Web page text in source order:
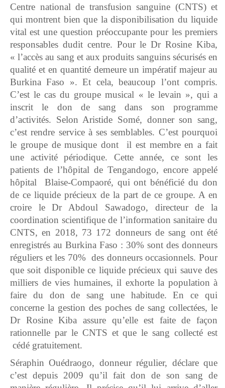
Centre national de transfusion sanguine (CNTS) et
qui montrent bien que la disponibilisation du liquide
vital est une question préoccupante pour les premiers
responsables dudit centre. Pour le Dr Rosine Kiba,
« l’accès au sang et aux produits sanguins sécurisés en
qualité et en quantité demeure un impératif majeur au
Burkina Faso ». Et cela, beaucoup l’ont compris.
C’est le cas du groupe musical « le levain », qui a
inscrit le don de sang dans son programme
d’activités. Selon Aristide Somé, donner son sang,
c’est rendre service à ses semblables. C’est pourquoi
le groupe de musique dont il est membre en a fait
une activité périodique. Cette année, ce sont les
patients de l’hôpital de Tengandogo, encore appelé
hôpital Blaise-Compaoré, qui ont bénéficié du don
de ce liquide précieux de la part de ce groupe. A en
croire le Dr Abdoul Sawadogo, directeur de la
coordination scientifique de l’information sanitaire du
CNTS, en 2018, 73 172 donneurs de sang ont été
enregistrés au Burkina Faso : 30% sont des donneurs
réguliers et les 70% des donneurs occasionnels. Pour
que soit disponible ce liquide précieux qui sauve des
milliers de vies humaines, il exhorte la population à
faire du don de sang une habitude. En ce qui
concerne la gestion des poches de sang collectées, le
Dr Rosine Kiba assure qu’elle est faite de façon
rationnelle par le CNTS et que le sang collecté est
cédé gratuitement.
Séraphin Ouédraogo, donneur régulier, déclare que
c’est depuis 2009 qu’il fait don de son sang de